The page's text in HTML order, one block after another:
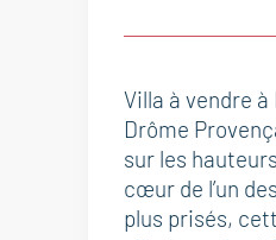
Villa à vendre
Drôme
sur les
cœur de l’un
plus prisés,